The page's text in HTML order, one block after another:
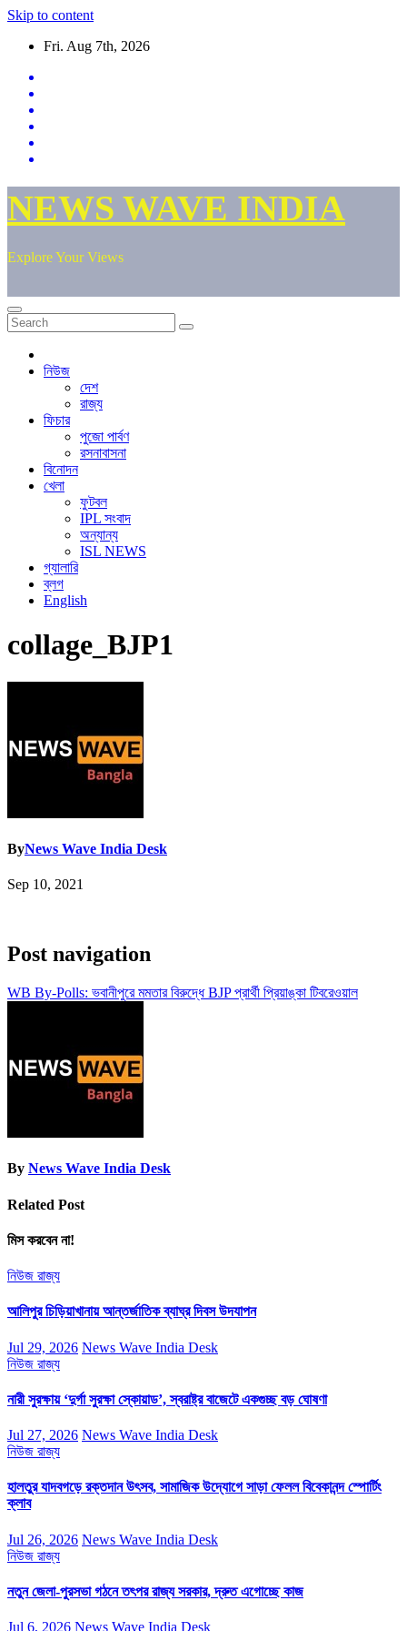
Skip to content
Fri. Aug 7th, 2026
NEWS WAVE INDIA
Explore Your Views
নিউজ
দেশ
রাজ্য
ফিচার
পুজো পার্বণ
রসনাবাসনা
বিনোদন
খেলা
ফুটবল
IPL সংবাদ
অন্যান্য
ISL NEWS
গ্যালারি
ব্লগ
English
collage_BJP1
ByNews Wave India Desk
Sep 10, 2021
Post navigation
WB By-Polls: ভবানীপুরে মমতার বিরুদ্ধে BJP প্রার্থী প্রিয়াঙ্কা টিবরেওয়াল
By News Wave India Desk
Related Post
মিস করবেন না!
নিউজ রাজ্য
আলিপুর চিড়িয়াখানায় আন্তর্জাতিক ব্যাঘ্র দিবস উদযাপন
Jul 29, 2026 News Wave India Desk
নিউজ রাজ্য
নারী সুরক্ষায় ‘দুর্গা সুরক্ষা স্কোয়াড’, স্বরাষ্ট্র বাজেটে একগুচ্ছ বড় ঘোষণা
Jul 27, 2026 News Wave India Desk
নিউজ রাজ্য
হালতুর যাদবগড়ে রক্তদান উৎসব, সামাজিক উদ্যোগে সাড়া ফেলল বিবেকানন্দ স্পোর্টিং
ক্লাব
Jul 26, 2026 News Wave India Desk
নিউজ রাজ্য
নতুন জেলা-পুরসভা গঠনে তৎপর রাজ্য সরকার, দ্রুত এগোচ্ছে কাজ
Jul 6, 2026 News Wave India Desk